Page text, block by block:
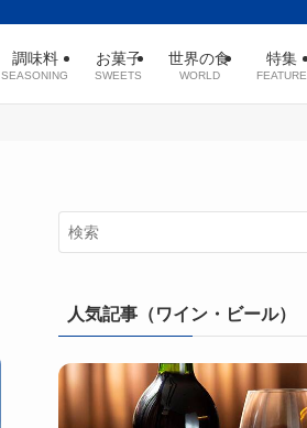
調味料
SEASONING
お菓子
SWEETS
世界の食
WORLD
特集
FEATURE
人気記事（ワイン・ビール）